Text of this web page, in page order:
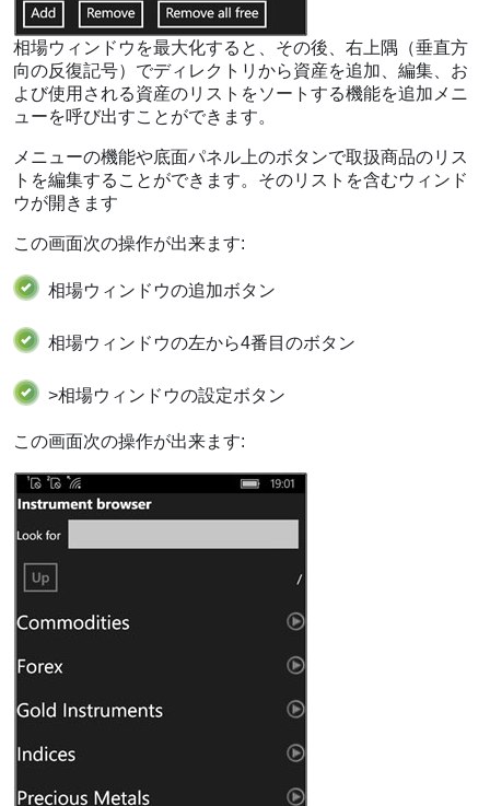
相場ウィンドウを最大化すると、その後、右上隅（垂直方
向の反復記号）でディレクトリから資産を追加、編集、お
よび使用される資産のリストをソートする機能を追加メニ
ューを呼び出すことができます。
メニューの機能や底面パネル上のボタンで取扱商品のリス
トを編集することができます。そのリストを含むウィンド
ウが開きます
この画面次の操作が出来ます:
相場ウィンドウの追加ボタン
相場ウィンドウの左から4番目のボタン
>相場ウィンドウの設定ボタン
この画面次の操作が出来ます: